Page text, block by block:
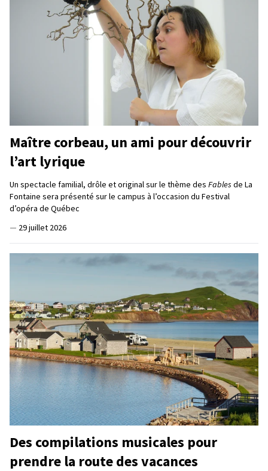
Maître corbeau, un ami pour découvrir
l’art lyrique
Un spectacle familial, drôle et original sur le thème des Fables de La
Fontaine sera présenté sur le campus à l’occasion du Festival
d’opéra de Québec
— 29 juillet 2026
Des compilations musicales pour
prendre la route des vacances